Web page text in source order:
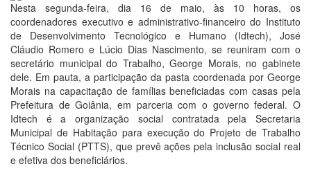
Nesta segunda-feira, dia 16 de maio, às 10 horas, os
coordenadores executivo e administrativo-financeiro do Instituto
de Desenvolvimento Tecnológico e Humano (Idtech), José
Cláudio Romero e Lúcio Dias Nascimento, se reuniram com o
secretário municipal do Trabalho, George Morais, no gabinete
dele. Em pauta, a participação da pasta coordenada por George
Morais na capacitação de famílias beneficiadas com casas pela
Prefeitura de Goiânia, em parceria com o governo federal. O
Idtech é a organização social contratada pela Secretaria
Municipal de Habitação para execução do Projeto de Trabalho
Técnico Social (PTTS), que prevê ações pela inclusão social real
e efetiva dos beneficiários.